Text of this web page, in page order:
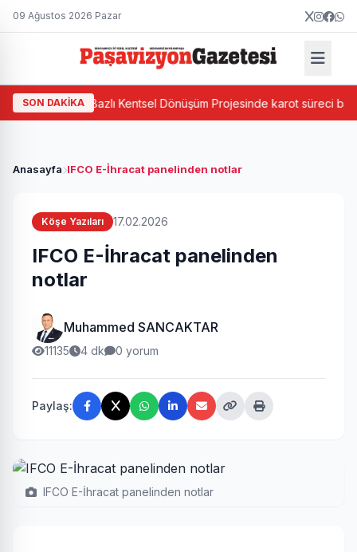
09 Ağustos 2026 Pazar
SON DAKİKA
Ada Bazlı Kentsel Dönüşüm Projesinde karot süreci başladı
Anasayfa IFCO E-İhracat panelinden notlar
Köşe Yazıları 17.02.2026
IFCO E-İhracat panelinden
notlar
Muhammed SANCAKTAR
11135 4 dk 0 yorum
Paylaş:
IFCO E-İhracat panelinden notlar